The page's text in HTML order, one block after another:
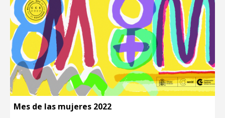
Mes de las mujeres 2022